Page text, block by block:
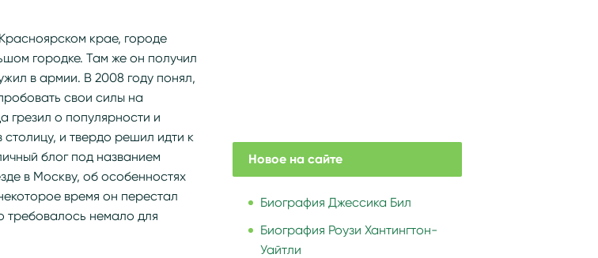
крае, городе
городке. Там же он получил
в армии. В 2008 году понял,
свои силы на
грезил о популярности и
и твердо решил идти к
блог под названием
в Москву, об особенностях
время он перестал
требовалось немало для
Новое на сайте
Биография Джессика Бил
Биография Роузи Хантингтон-
Уайтли